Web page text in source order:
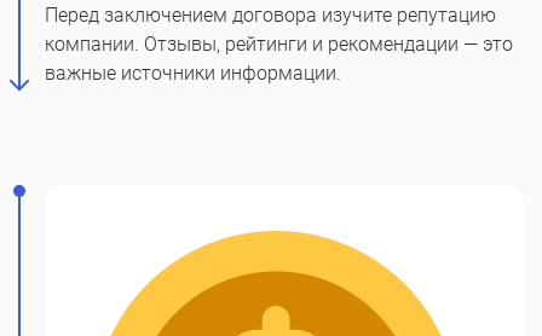
Перед заключением договора изучите репутацию
компании. Отзывы, рейтинги и рекомендации — это
важные источники информации.